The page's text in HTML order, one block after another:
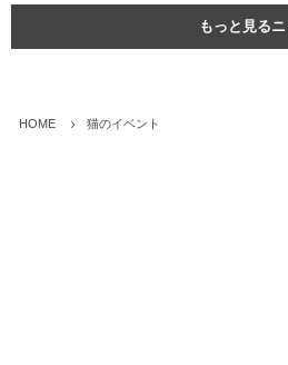
もっと見るニ
HOME 猫のイベント